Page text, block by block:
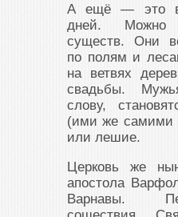
А ещё — это
дней. Можно
существ. Они
по полям и
на ветвях
свадьбы.
слову,
(ими же самими
или лешие.
Церковь же
апостола
Варнавы.